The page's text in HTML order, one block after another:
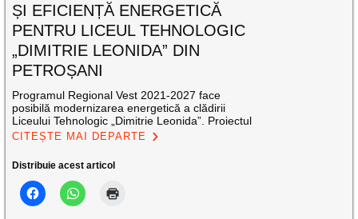
ȘI EFICIENȚĂ ENERGETICĂ
PENTRU LICEUL TEHNOLOGIC
„DIMITRIE LEONIDA” DIN
PETROȘANI
Programul Regional Vest 2021-2027 face
posibilă modernizarea energetică a clădirii
Liceului Tehnologic „Dimitrie Leonida”. Proiectul
CITEȘTE MAI DEPARTE
Distribuie acest articol